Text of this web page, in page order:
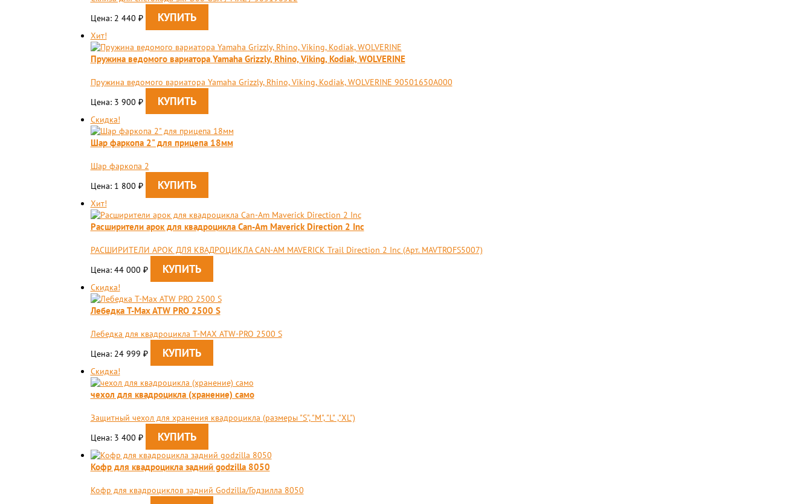
Цена: 2 440 ₽
Хит!
Пружина ведомого вариатора Yamaha Grizzly, Rhino, Viking, Kodiak, WOLVERINE
Пружина ведомого вариатора Yamaha Grizzly, Rhino, Viking, Kodiak, WOLVERINE 90501650A000
Цена: 3 900 ₽
Скидка!
Шар фаркопа 2" для прицепа 18мм
Шар фаркопа 2
Цена: 1 800 ₽
Хит!
Расширители арок для квадроцикла Can-Am Maverick Direction 2 Inс
РАСШИРИТЕЛИ АРОК ДЛЯ КВАДРОЦИКЛА CAN-AM MAVERICK Trail Direction 2 Inс (Арт. MAVTROFS5007)
Цена: 44 000 ₽
Скидка!
Лебедка T-Max ATW PRO 2500 S
Лебедка для квадроцикла T-MAX ATW-PRO 2500 S
Цена: 24 999 ₽
Скидка!
чехол для квадроцикла (хранение) само
Защитный чехол для хранения квадроцикла (размеры "S", "М", "L" ,"XL")
Цена: 3 400 ₽
Кофр для квадроцикла задний godzilla 8050
Кофр для квадроциклов задний Godzilla/Годзилла 8050